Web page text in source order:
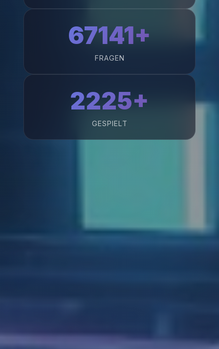
67141+
FRAGEN
2225+
GESPIELT